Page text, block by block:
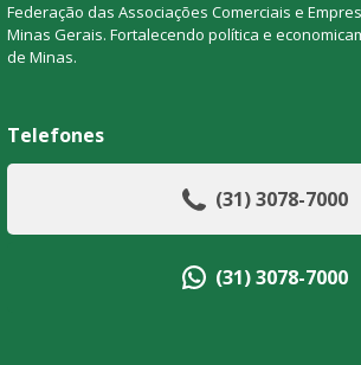
Federação das Associações Comerciais e
Minas Gerais. Fortalecendo política e
de Minas.
Telefones
(31) 3078-7000
(31) 3078-7000